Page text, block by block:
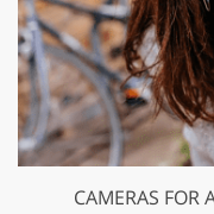
CAMERAS FOR